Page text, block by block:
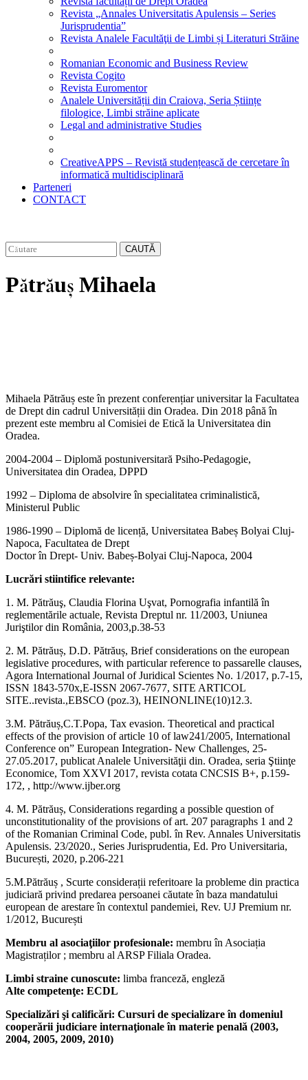
Revista „Annales Universitatis Apulensis – Series
Jurisprudentia”
Revista Analele Facultăţii de Limbi și Literaturi Străine
Romanian Economic and Business Review
Revista Cogito
Revista Euromentor
Analele Universității din Craiova, Seria Științe
filologice, Limbi străine aplicate
Legal and administrative Studies
CreativeAPPS – Revistă studențească de cercetare în
informatică multidisciplinară
Parteneri
CONTACT
CAUTĂ
Pătrăuș Mihaela
Mihaela Pătrăuș este în prezent conferențiar universitar la Facultatea
de Drept din cadrul Universității din Oradea. Din 2018 până în
prezent este membru al Comisiei de Etică la Universitatea din
Oradea.
2004-2004 – Diplomă postuniversitară Psiho-Pedagogie,
Universitatea din Oradea, DPPD
1992 – Diploma de absolvire în specialitatea criminalistică,
Ministerul Public
1986-1990 – Diplomă de licență, Universitatea Babeș Bolyai Cluj-
Napoca, Facultatea de Drept
Doctor în Drept- Univ. Babeș-Bolyai Cluj-Napoca, 2004
Lucrări stiintifice relevante:
1. M. Pătrăuş, Claudia Florina Uşvat, Pornografia infantilă în
reglementările actuale, Revista Dreptul nr. 11/2003, Uniunea
Juriştilor din România, 2003,p.38-53
2. M. Pătrăuș, D.D. Pătrăuș, Brief considerations on the european
legislative procedures, with particular reference to passarelle clauses,
Agora International Journal of Juridical Scientes No. 1/2017, p.7-15,
ISSN 1843-570x,E-ISSN 2067-7677, SITE ARTICOL
SITE..revista.,EBSCO (poz.3), HEINONLINE(10)12.3.
3.M. Pătrăuș,C.T.Popa, Tax evasion. Theoretical and practical
effects of the provision of article 10 of law241/2005, International
Conference on” European Integration- New Challenges, 25-
27.05.2017, publicat Analele Universităţii din. Oradea, seria Ştiinţe
Economice, Tom XXVI 2017, revista cotata CNCSIS B+, p.159-
172, , http://www.ijber.org
4. M. Pătrăuș, Considerations regarding a possible question of
unconstitutionality of the provisions of art. 207 paragraphs 1 and 2
of the Romanian Criminal Code, publ. în Rev. Annales Universitatis
Apulensis. 23/2020., Series Jurisprudentia, Ed. Pro Universitaria,
București, 2020, p.206-221
5.M.Pătrăuș , Scurte considerații referitoare la probleme din practica
judiciară privind predarea persoanei căutate în baza mandatului
european de arestare în contextul pandemiei, Rev. UJ Premium nr.
1/2012, București
Membru al asociaţiilor profesionale: membru în Asociația
Magistraților ; membru al ARSP Filiala Oradea.
Limbi straine cunoscute: limba franceză, engleză
Alte competenţe: ECDL
Specializări şi calificări: Cursuri de specializare în domeniul
cooperării judiciare internaţionale în materie penală (2003,
2004, 2005, 2009, 2010)